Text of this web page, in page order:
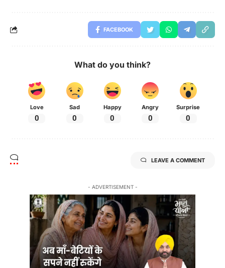
FACEBOOK
What do you think?
Love
0
Sad
0
Happy
0
Angry
0
Surprise
0
LEAVE A COMMENT
- ADVERTISEMENT -